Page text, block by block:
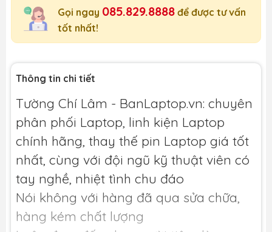
Gọi ngay 085.829.8888 để được tư vấn
tốt nhất!
Thông tin chi tiết
Tường Chí Lâm - BanLaptop.vn: chuyên
phân phối Laptop, linh kiện Laptop
chính hãng, thay thế pin Laptop giá tốt
nhất, cùng với đội ngũ kỹ thuật viên có
tay nghề, nhiệt tình chu đáo
Nói không với hàng đã qua sửa chữa,
hàng kém chất lượng